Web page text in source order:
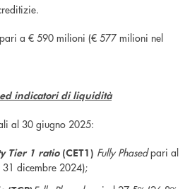
a € 590 milioni (€ 577 milioni nel
indicatori di liquidità
al 30 giugno 2025:
Tier 1 ratio (CET1) Fully Phasedpari al
31 dicembre 2024);